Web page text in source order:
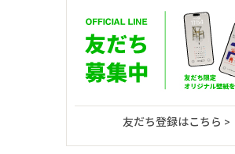
友だち登録はこちら >